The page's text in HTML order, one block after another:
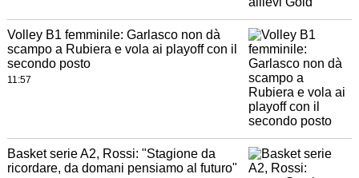
Volley B1 femminile: Garlasco non dà
scampo a Rubiera e vola ai playoff con il
secondo posto
11:57
Basket serie A2, Rossi: "Stagione da
ricordare, da domani pensiamo al futuro"